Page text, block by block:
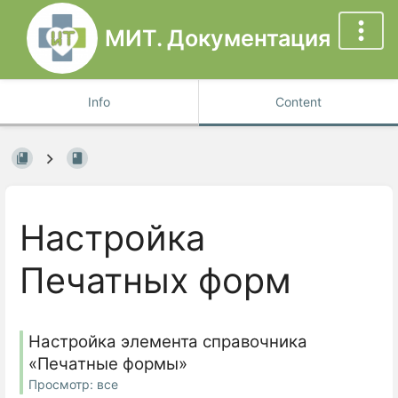
МИТ. Документация
Info Content
Настройка
Печатных форм
Настройка элемента справочника
«Печатные формы»
Просмотр: все